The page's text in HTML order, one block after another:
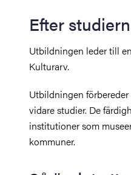
Efter
Utbildningen leder till
Kulturarv.
Utbildningen
vidare studier. De
institutioner som
kommuner.